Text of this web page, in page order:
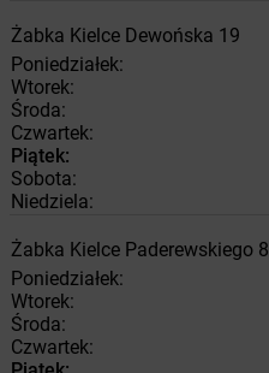
Żabka Kielce Dewońska 19
Poniedziałek:
Wtorek:
Środa:
Czwartek:
Piątek:
Sobota:
Niedziela:
Żabka Kielce Paderewskiego 8
Poniedziałek:
Wtorek:
Środa:
Czwartek: